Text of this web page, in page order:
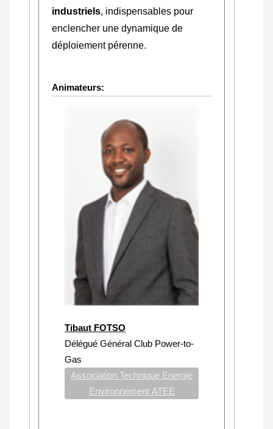
industriels, indispensables pour
enclencher une dynamique de
déploiement pérenne.
Animateurs:
Tibaut FOTSO
Délégué Général Club Power-to-
Gas
Association Technique Energie
Environnement ATEE